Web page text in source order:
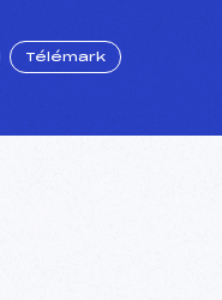
Télémark